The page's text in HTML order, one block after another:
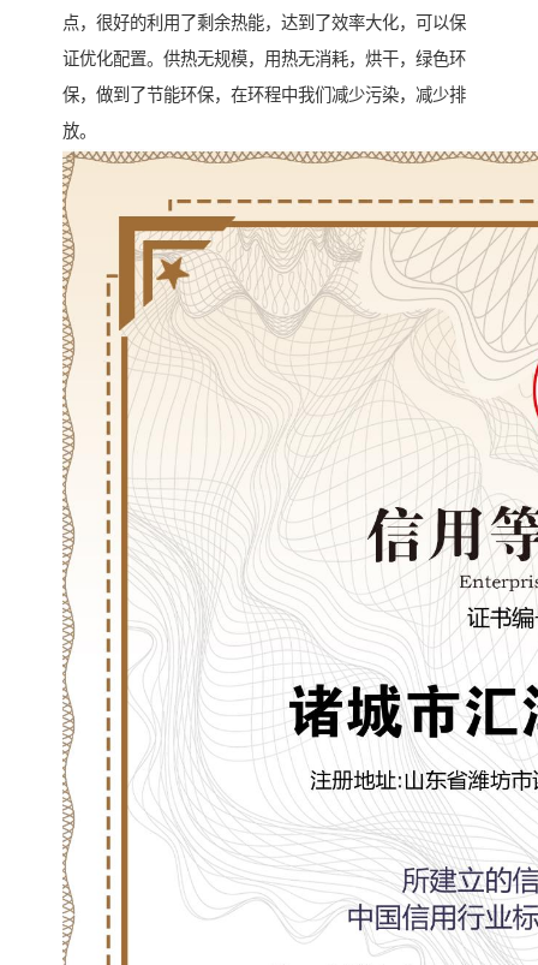
点，很好的利用了剩余热能，达到了效率大化，可以保
证优化配置。供热无规模，用热无消耗，烘干，绿色环
保，做到了节能环保，在环程中我们减少污染，减少排
放。